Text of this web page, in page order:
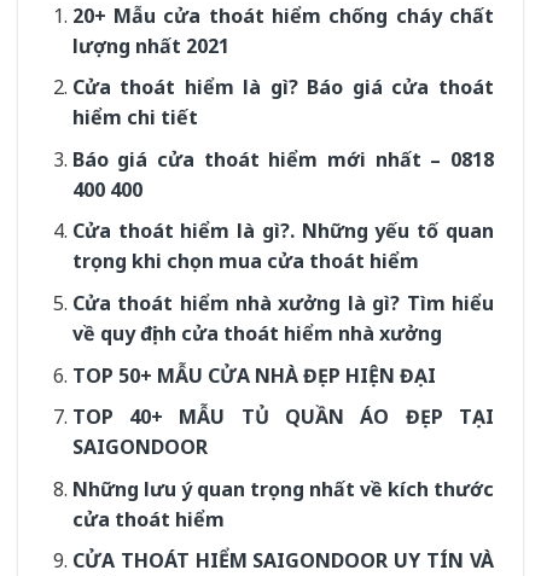
20+ Mẫu cửa thoát hiểm chống cháy chất
lượng nhất 2021
Cửa thoát hiểm là gì? Báo giá cửa thoát
hiểm chi tiết
Báo giá cửa thoát hiểm mới nhất – 0818
400 400
Cửa thoát hiểm là gì?. Những yếu tố quan
trọng khi chọn mua cửa thoát hiểm
Cửa thoát hiểm nhà xưởng là gì? Tìm hiểu
về quy định cửa thoát hiểm nhà xưởng
TOP 50+ MẪU CỬA NHÀ ĐẸP HIỆN ĐẠI
TOP 40+ MẪU TỦ QUẦN ÁO ĐẸP TẠI
SAIGONDOOR
Những lưu ý quan trọng nhất về kích thước
cửa thoát hiểm
CỬA THOÁT HIỂM SAIGONDOOR UY TÍN VÀ